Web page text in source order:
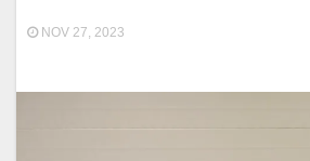
NOV 27, 2023